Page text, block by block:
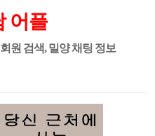
어플
원 검색, 밀양 채팅 정보